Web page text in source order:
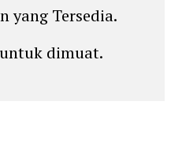
yang Tersedia.
dimuat.